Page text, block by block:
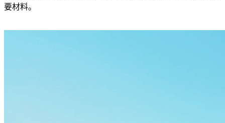
要材料。